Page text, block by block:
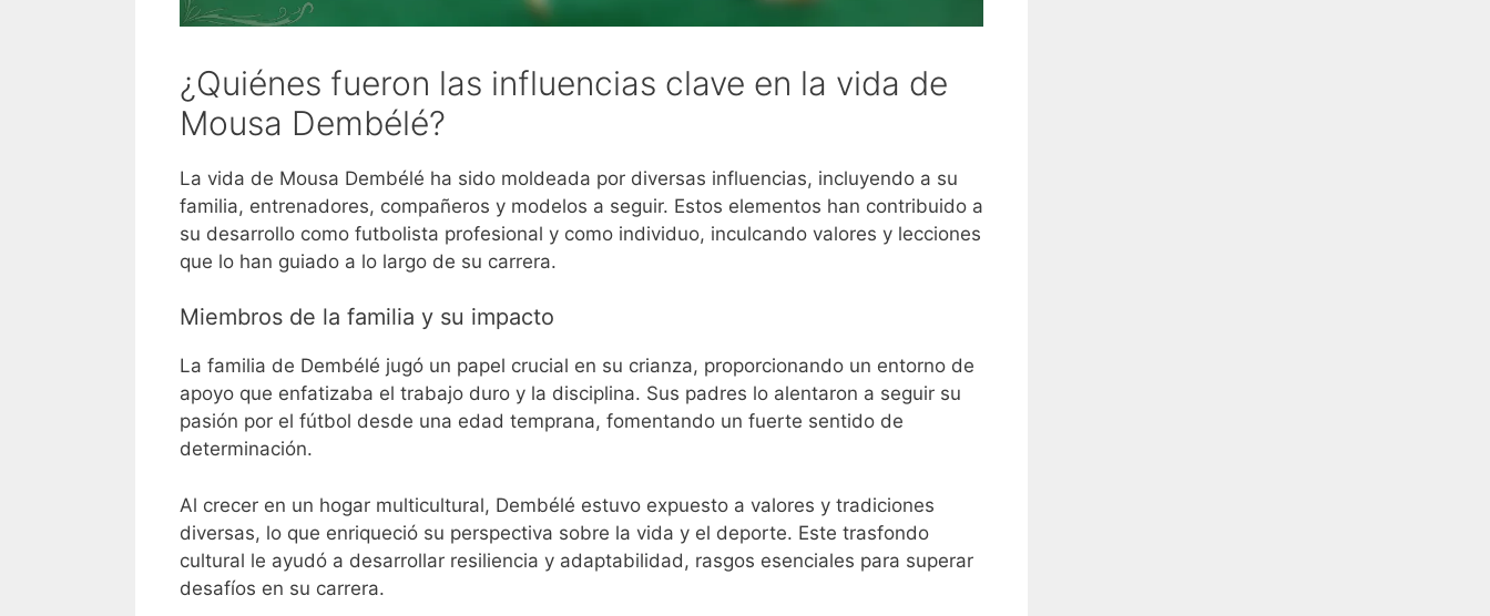
¿Quiénes fueron las influencias clave en la vida de
Mousa Dembélé?
La vida de Mousa Dembélé ha sido moldeada por diversas influencias, incluyendo a su
familia, entrenadores, compañeros y modelos a seguir. Estos elementos han contribuido a
su desarrollo como futbolista profesional y como individuo, inculcando valores y lecciones
que lo han guiado a lo largo de su carrera.
Miembros de la familia y su impacto
La familia de Dembélé jugó un papel crucial en su crianza, proporcionando un entorno de
apoyo que enfatizaba el trabajo duro y la disciplina. Sus padres lo alentaron a seguir su
pasión por el fútbol desde una edad temprana, fomentando un fuerte sentido de
determinación.
Al crecer en un hogar multicultural, Dembélé estuvo expuesto a valores y tradiciones
diversas, lo que enriqueció su perspectiva sobre la vida y el deporte. Este trasfondo
cultural le ayudó a desarrollar resiliencia y adaptabilidad, rasgos esenciales para superar
desafíos en su carrera.